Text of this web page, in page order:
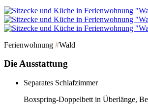
Ferienwohnung #Wald
Die Ausstattung
Separates Schlafzimmer
Boxspring-Doppelbett in Überlänge,